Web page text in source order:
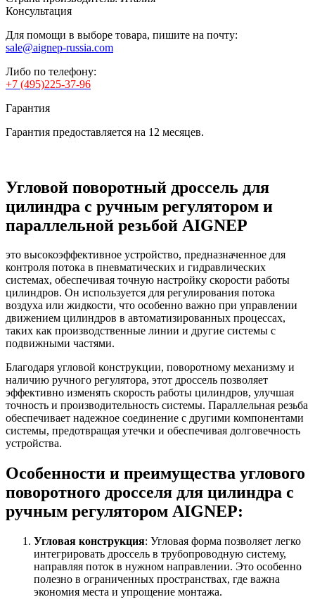
Консультация
Для помощи в выборе товара, пишите на почту:
sale@aignep-russia.com
Либо по телефону:
+7 (495)225-37-96
Гарантия
Гарантия предоставляется на 12 месяцев.
Угловой поворотный дроссель для
цилиндра с ручным регулятором и
параллельной резьбой AIGNEP
это высокоэффективное устройство, предназначенное для
контроля потока в пневматических и гидравлических
системах, обеспечивая точную настройку скорости работы
цилиндров. Он используется для регулирования потока
воздуха или жидкости, что особенно важно при управлении
движением цилиндров в автоматизированных процессах,
таких как производственные линии и другие системы с
подвижными частями.
Благодаря угловой конструкции, поворотному механизму и
наличию ручного регулятора, этот дроссель позволяет
эффективно изменять скорость работы цилиндров, улучшая
точность и производительность системы. Параллельная резьба
обеспечивает надежное соединение с другими компонентами
системы, предотвращая утечки и обеспечивая долговечность
устройства.
Особенности и преимущества углового
поворотного дросселя для цилиндра с
ручным регулятором AIGNEP:
Угловая конструкция: Угловая форма позволяет легко
интегрировать дроссель в трубопроводную систему,
направляя поток в нужном направлении. Это особенно
полезно в ограниченных пространствах, где важна
экономия места и упрощение монтажа.